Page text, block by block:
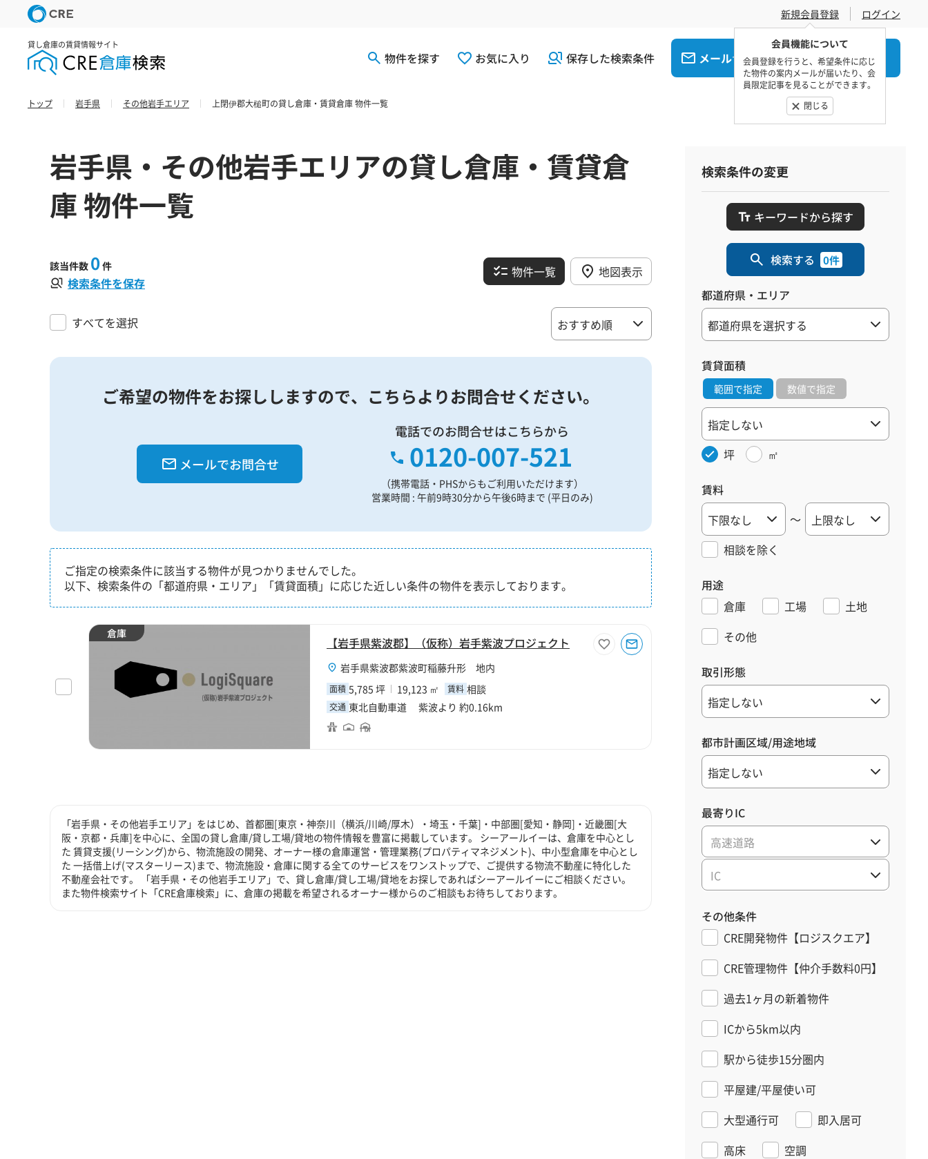
新規会員登録
会員機能について
会員登録を行うと、希望条件に応じ
た物件の案内メールが届いたり、会
員限定記事を見ることができます。
閉じる
ログイン
貸し倉庫の賃貸情報サイト
物件を探す お気に入り 保存した検索条件 メールでお問合せ 電話でお問合せ
トップ 岩手県 その他岩手エリア 上閉伊郡大槌町の貸し倉庫・賃貸倉庫 物件一覧
岩手県・その他岩手エリアの貸し倉庫・賃貸倉
庫 物件一覧
該当件数 0 件
検索条件を保存
物件一覧 地図表示
すべてを選択
ご希望の物件をお探ししますので、 こちらよりお問合せください。
メールでお問合せ
電話でのお問合せはこちらから
0120-007-521
（携帯電話・PHSからもご利用いただけます）
営業時間 : 午前9時30分から午後6時まで (平日のみ)
ご指定の検索条件に該当する物件が見つかりませんでした。
以下、検索条件の「都道府県・エリア」「賃貸面積」に応じた近しい条件の物件を表示しております。
倉庫
【岩手県紫波郡】（仮称）岩手紫波プロジェクト
岩手県紫波郡紫波町稲藤升形 地内
面積 5,785 坪 19,123 ㎡ 賃料 相談
交通 東北自動車道 紫波より 約0.16km
「岩手県・その他岩手エリア」をはじめ、首都圏[東京・神奈川（横浜/川崎/厚木）・埼玉・千葉]・中部圏[愛知・静岡]・近畿圏[大
阪・京都・兵庫]を中心に、全国の貸し倉庫/貸し工場/貸地の物件情報を豊富に掲載しています。 シーアールイーは、倉庫を中心とし
た 賃貸支援(リーシング)から、物流施設の開発、オーナー様の倉庫運営・管理業務(プロパティマネジメント)、中小型倉庫を中心とし
た 一括借上げ(マスターリース)まで、物流施設・倉庫に関する全てのサービスをワンストップで、ご提供する物流不動産に特化した
不動産会社です。 「岩手県・その他岩手エリア」で、貸し倉庫/貸し工場/貸地をお探しであればシーアールイーにご相談ください。
また物件検索サイト「CRE倉庫検索」に、倉庫の掲載を希望されるオーナー様からのご相談もお待ちしております。
検索条件の変更
キーワードから探す
検索する 0件
都道府県・エリア
賃貸面積
範囲で指定 数値で指定
坪 ㎡
賃料
～
相談を除く
用途
倉庫
工場
土地
その他
取引形態
都市計画区域/用途地域
最寄りIC
高速道路
IC
その他条件
CRE開発物件【ロジスクエア】
CRE管理物件【仲介手数料0円】
過去1ヶ月の新着物件
ICから5km以内
駅から徒歩15分圏内
平屋建/平屋使い可
大型通行可
即入居可
高床
空調